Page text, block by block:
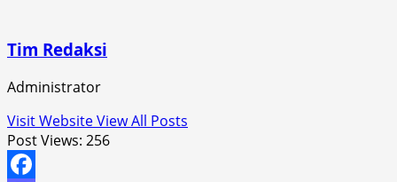
Tim Redaksi
Administrator
Visit WebsiteView All Posts
Post Views: 256